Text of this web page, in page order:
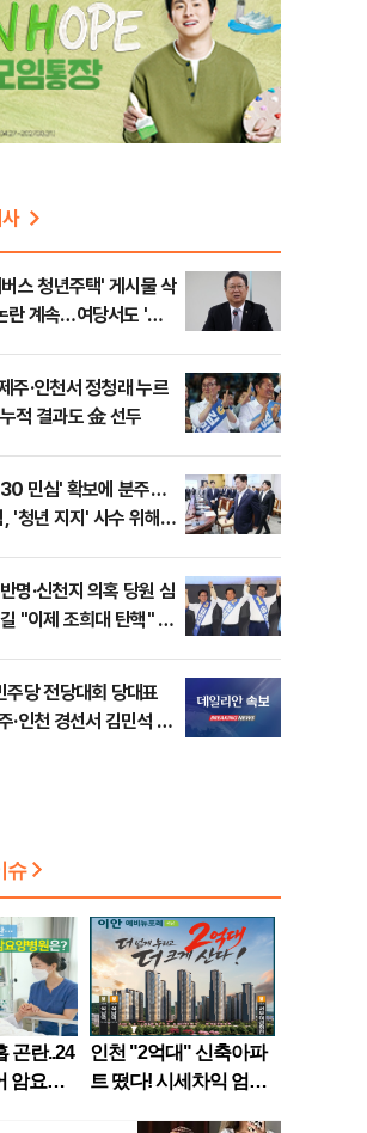
스 청년주택' 게시물 삭
란 계속…여당서도 '내
주·인천서 정청래 누르
적 결과도 金 선두
민심' 확보에 분주…
'청년 지지' 사수 위해
명·신천지 의혹 당원 심
"이제 조희대 탄핵" 김
당 전당대회 당대표
·인천 경선서 김민석 승